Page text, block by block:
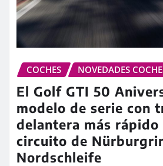
COCHES NOVEDADES
El Golf GTI 50
modelo de serie con
delantera más rápido
circuito de
Nordschleife